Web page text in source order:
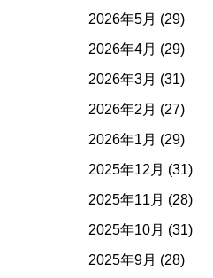
2026年5月 (29)
2026年4月 (29)
2026年3月 (31)
2026年2月 (27)
2026年1月 (29)
2025年12月 (31)
2025年11月 (28)
2025年10月 (31)
2025年9月 (28)